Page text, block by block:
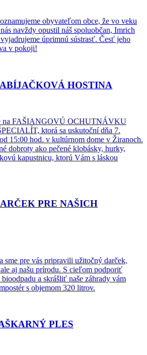
obyvateľom obce, že vo veku
navždy opustil náš spoluobčan, Imrich
úprimnú sústrasť. Česť jeho
v pokoji!
HOSTINA
na FAŠIANGOVÚ OCHUTNÁVKU
ktorá sa uskutoční dňa 7.
15:00 hod. v kultúrnom dome v Žiranoch.
dobroty ako pečené klobásky, hurky,
kapustnicu, ktorú Vám s láskou
PRE NAŠICH
sme pre vás pripravili užitočný darček,
aj našu prírodu. S cieľom podporiť
a skrášliť naše záhrady vám
s objemom 320 litrov.
PLES